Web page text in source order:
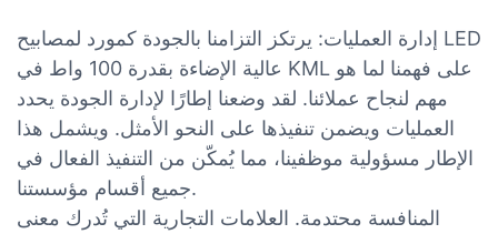
إدارة العمليات: يرتكز التزامنا بالجودة كمورد لمصابيح LED
عالية الإضاءة بقدرة 100 واط في KML على فهمنا لما هو
مهم لنجاح عملائنا. لقد وضعنا إطارًا لإدارة الجودة يحدد
العمليات ويضمن تنفيذها على النحو الأمثل. ويشمل هذا
الإطار مسؤولية موظفينا، مما يُمكّن من التنفيذ الفعال في
جميع أقسام مؤسستنا.
المنافسة محتدمة. العلامات التجارية التي تُدرك معنى